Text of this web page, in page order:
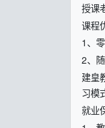
授课
课程
1、
2、
建皇
习模
就业